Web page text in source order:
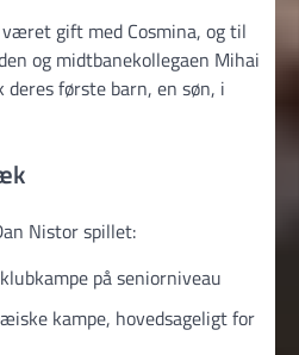
gift med Cosmina, og til
og midtbanekollegaen Mihai
første barn, en søn, i
Nistor spillet:
på seniorniveau
kampe, hovedsageligt for